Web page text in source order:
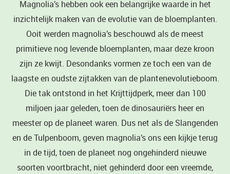
Magnolia’s hebben ook een belangrijke waarde in het
inzichtelijk maken van de evolutie van de bloemplanten.
Ooit werden magnolia’s beschouwd als de meest
primitieve nog levende bloemplanten, maar deze kroon
zijn ze kwijt. Desondanks vormen ze toch een van de
laagste en oudste zijtakken van de plantenevolutieboom.
Die tak ontstond in het Krijttijdperk, meer dan 100
miljoen jaar geleden, toen de dinosauriërs heer en
meester op de planeet waren. Dus net als de Slangenden
en de Tulpenboom, geven magnolia’s ons een kijkje terug
in de tijd, toen de planeet nog ongehinderd nieuwe
soorten voortbracht, niet gehinderd door een vreemde,